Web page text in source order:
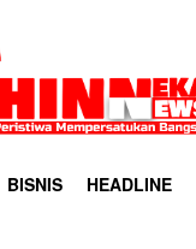
BISNIS HEADLINE